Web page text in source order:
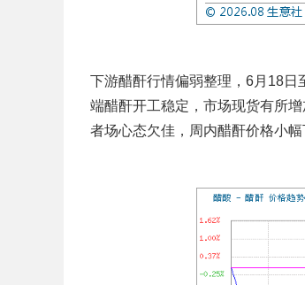
下游醋酐行情偏弱整理，6月18日
端醋酐开工稳定，市场现货有所
者场心态欠佳，周内醋酐价格小幅